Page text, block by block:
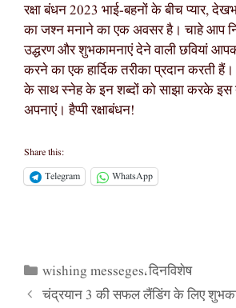
रक्षा बंधन 2023 भाई-बहनों के बीच प्यार,
का जश्न मनाने का एक अवसर है। चाहे आप
उद्धरण और शुभकामनाएं देने वाली छवियां
करने का एक हार्दिक तरीका प्रदान करती
के साथ स्नेह के इन शब्दों को साझा करके इस
अपनाएं। हैप्पी रक्षाबंधन!
Share this:
Telegram
WhatsApp
Categories
wishing messeges,दिनविशेष
चंद्रयान 3 की सफल लैंडिंग के लिए